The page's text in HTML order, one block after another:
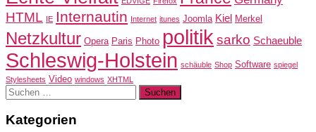
HTML IE Internautin Internet itunes Joomla Kiel Merkel
Netzkultur Opera Paris Photo politik sarko Schaeuble
Schleswig-Holstein schäuble Shop Software spiegel
Stylesheets Video windows XHTML
Suchen
nach:
Kategorien